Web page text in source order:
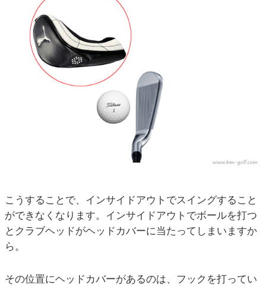
こうすることで、インサイドアウトでスイングすること
ができなくなります。インサイドアウトでボールを打つ
とクラブヘッドがヘッドカバーに当たってしまいますか
ら。
その位置にヘッドカバーがあるのは、フックを打ってい